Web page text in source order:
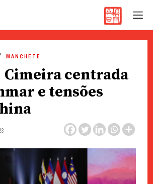
MANCHETE
Cimeira centrada
e tensões